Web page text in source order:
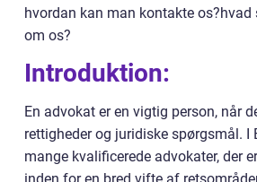
hvordan kan man kontakte os?hvad
om os?
Introduktion:
En advokat er en vigtig person, når
rettigheder og juridiske spørgsmål. I
mange kvalificerede advokater, der